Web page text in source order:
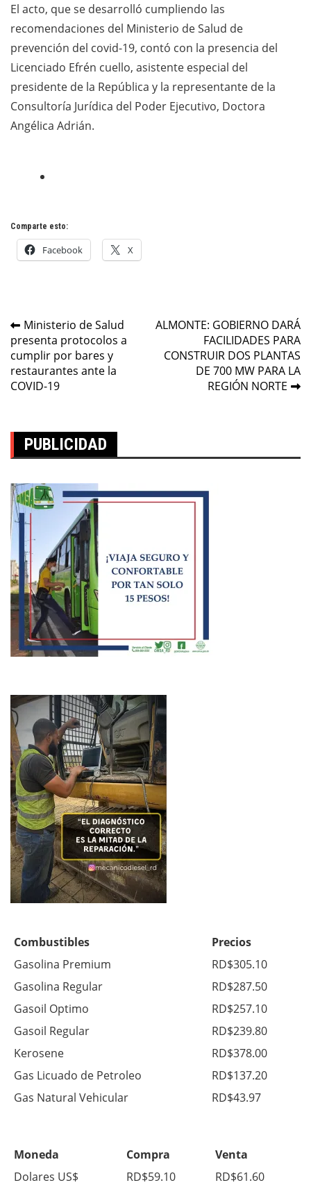
El acto, que se desarrolló cumpliendo las
recomendaciones del Ministerio de Salud de
prevención del covid-19, contó con la presencia del
Licenciado Efrén cuello, asistente especial del
presidente de la República y la representante de la
Consultoría Jurídica del Poder Ejecutivo, Doctora
Angélica Adrián.
Comparte esto:
Facebook X
Navegación
de
entradas
Ministerio de Salud
presenta protocolos a
cumplir por bares y
restaurantes ante la
COVID-19
ALMONTE: GOBIERNO DARÁ
FACILIDADES PARA
CONSTRUIR DOS PLANTAS
DE 700 MW PARA LA
REGIÓN NORTE
PUBLICIDAD
Combustibles
Precios
Gasolina Premium
RD$305.10
Gasolina Regular
RD$287.50
Gasoil Optimo
RD$257.10
Gasoil Regular
RD$239.80
Kerosene
RD$378.00
Gas Licuado de Petroleo
RD$137.20
Gas Natural Vehicular
RD$43.97
Moneda Compra
Venta
Dolares US$
RD$59.10 RD$61.60